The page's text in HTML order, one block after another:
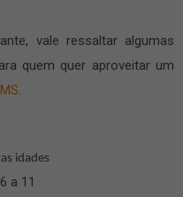
vale ressaltar algumas
quem quer aproveitar um
idades
a 11